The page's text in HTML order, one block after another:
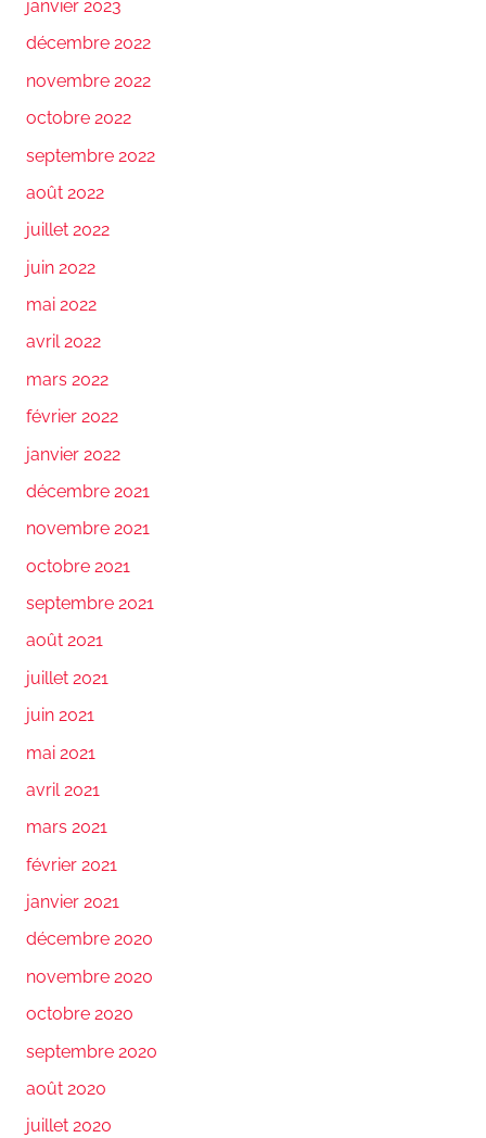
janvier 2023
décembre 2022
novembre 2022
octobre 2022
septembre 2022
août 2022
juillet 2022
juin 2022
mai 2022
avril 2022
mars 2022
février 2022
janvier 2022
décembre 2021
novembre 2021
octobre 2021
septembre 2021
août 2021
juillet 2021
juin 2021
mai 2021
avril 2021
mars 2021
février 2021
janvier 2021
décembre 2020
novembre 2020
octobre 2020
septembre 2020
août 2020
juillet 2020